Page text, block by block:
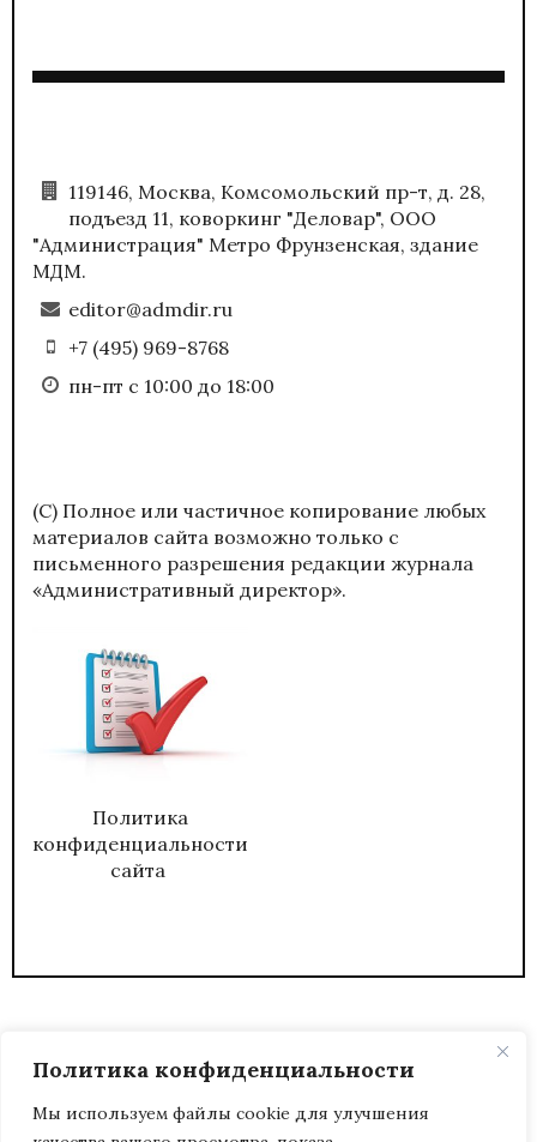
Политика конфиденциальности
Мы используем файлы cookie для улучшения
119146, Москва, Комсомольский пр-т, д. 28,
подъезд 11, коворкинг "Деловар", ООО
"Администрация" Метро Фрунзенская, здание
МДМ.
editor@admdir.ru
+7 (495) 969-8768
пн-пт с 10:00 до 18:00
(С) Полное или частичное копирование любых
материалов сайта возможно только с
письменного разрешения редакции журнала
«Административный директор».
Политика
конфиденциальности
сайта